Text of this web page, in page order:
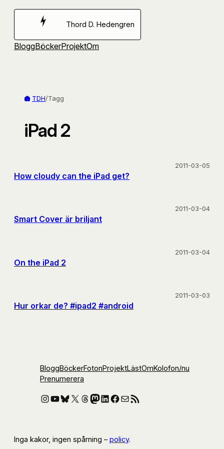
Hoppa
Thord D. Hedengren
BloggBöckerProjektOm
TDH/Tagg
iPad 2
How cloudy can the iPad get?
2011-03-05
Smart Cover är briljant
2011-03-04
On the iPad 2
2011-03-04
Hur orkar de? #ipad2 #android
2011-03-03
BloggBöckerFotonProjektLästOmKolofon/nu
Prenumerera
Instagram
YouTube
Bluesky
X Threads
Mastodon
LinkedIn
Facebook
E-postRSS-flöde
Inga kakor, ingen spårning – policy.